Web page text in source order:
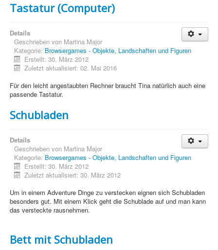
Webdesign
CMS
JavaScript
Sicherheit
Home
PovRay
PHP
Webdesign
Grafik
Tastatur (Computer)
Details
Geschrieben von Martina Major
Kategorie: Browsergames - Objekte, Landschaften und Figuren
Erstellt: 30. März 2012
Zuletzt aktualisiert: 02. Mai 2016
Für den leicht angestaubten Rechner braucht Tina natürlich auch eine
passende Tastatur.
Schubladen
Details
Geschrieben von Martina Major
Kategorie: Browsergames - Objekte, Landschaften und Figuren
Erstellt: 30. März 2012
Zuletzt aktualisiert: 30. März 2012
Um in einem Adventure Dinge zu verstecken eignen sich Schubladen
besonders gut. Mit einem Klick geht die Schublade auf und man kann
das versteckte rausnehmen.
Bett mit Schubladen